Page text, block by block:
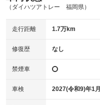
（ダイハツアトレー 福岡県）
走行距離 1.7万km
修復歴 なし
禁煙車
車検 2027(令和9)年1月